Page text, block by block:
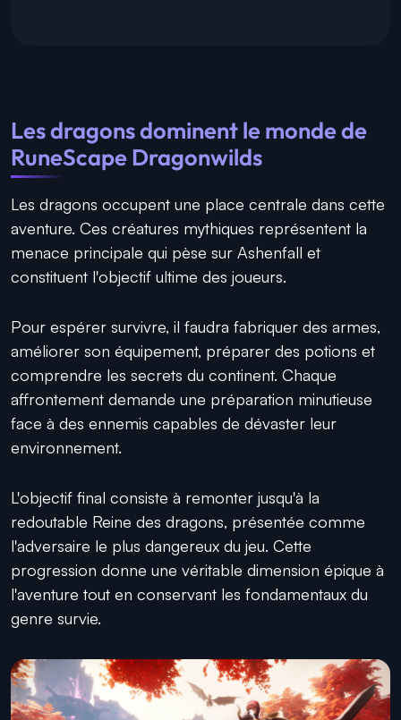
Les dragons dominent le monde de
RuneScape Dragonwilds
Les dragons occupent une place centrale dans cette
aventure. Ces créatures mythiques représentent la
menace principale qui pèse sur Ashenfall et
constituent l'objectif ultime des joueurs.
Pour espérer survivre, il faudra fabriquer des armes,
améliorer son équipement, préparer des potions et
comprendre les secrets du continent. Chaque
affrontement demande une préparation minutieuse
face à des ennemis capables de dévaster leur
environnement.
L'objectif final consiste à remonter jusqu'à la
redoutable Reine des dragons, présentée comme
l'adversaire le plus dangereux du jeu. Cette
progression donne une véritable dimension épique à
l'aventure tout en conservant les fondamentaux du
genre survie.